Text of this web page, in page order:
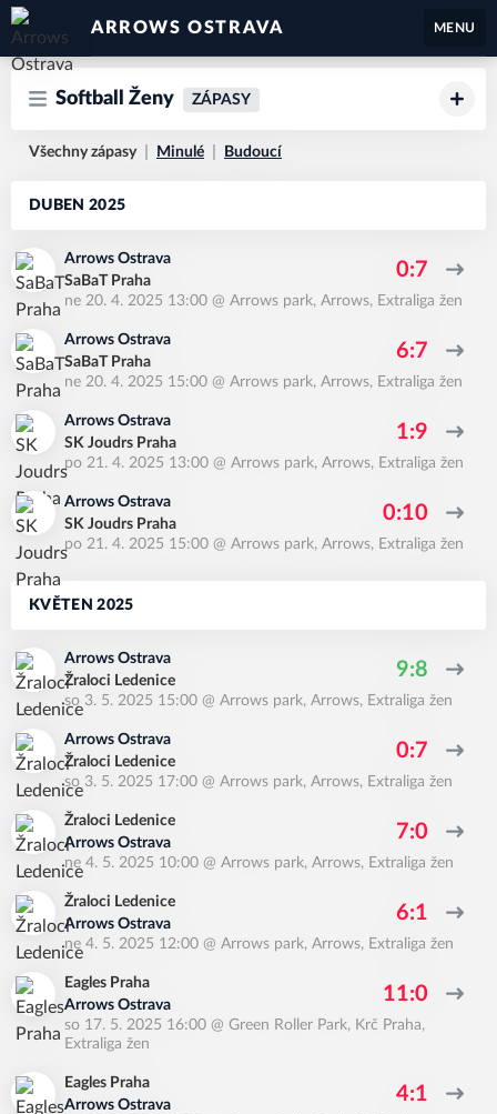
ARROWS OSTRAVA MENU
Softball Ženy ZÁPASY
Všechny zápasy Minulé Budoucí
DUBEN 2025
Arrows Ostrava
SaBaT Praha
0:7
ne 20. 4. 2025 13:00 @ Arrows park, Arrows, Extraliga žen
Arrows Ostrava
SaBaT Praha
6:7
ne 20. 4. 2025 15:00 @ Arrows park, Arrows, Extraliga žen
Arrows Ostrava
SK Joudrs Praha
1:9
po 21. 4. 2025 13:00 @ Arrows park, Arrows, Extraliga žen
Arrows Ostrava
SK Joudrs Praha
0:10
po 21. 4. 2025 15:00 @ Arrows park, Arrows, Extraliga žen
KVĚTEN 2025
Arrows Ostrava
Žraloci Ledenice
9:8
so 3. 5. 2025 15:00 @ Arrows park, Arrows, Extraliga žen
Arrows Ostrava
Žraloci Ledenice
0:7
so 3. 5. 2025 17:00 @ Arrows park, Arrows, Extraliga žen
Žraloci Ledenice
Arrows Ostrava
7:0
ne 4. 5. 2025 10:00 @ Arrows park, Arrows, Extraliga žen
Žraloci Ledenice
Arrows Ostrava
6:1
ne 4. 5. 2025 12:00 @ Arrows park, Arrows, Extraliga žen
Eagles Praha
Arrows Ostrava
11:0
so 17. 5. 2025 16:00 @ Green Roller Park, Krč Praha,
Extraliga žen
Eagles Praha
Arrows Ostrava
4:1